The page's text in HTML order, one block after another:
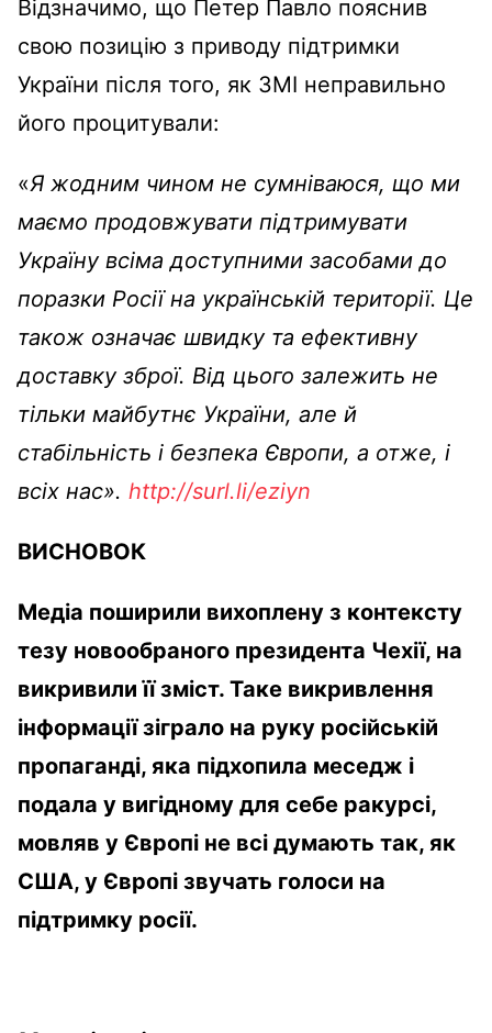
Відзначимо, що Петер Павло пояснив
свою позицію з приводу підтримки
України після того, як ЗМІ неправильно
його процитували:
«Я жодним чином не сумніваюся, що ми
маємо продовжувати підтримувати
Україну всіма доступними засобами до
поразки Росії на українській території. Це
також означає швидку та ефективну
доставку зброї. Від цього залежить не
тільки майбутнє України, але й
стабільність і безпека Європи, а отже, і
всіх нас». http://surl.li/eziyn
ВИСНОВОК
Медіа поширили вихоплену з контексту
тезу новообраного президента Чехії, на
викривили її зміст. Таке викривлення
інформації зіграло на руку російській
пропаганді, яка підхопила меседж і
подала у вигідному для себе ракурсі,
мовляв у Європі не всі думають так, як
США, у Європі звучать голоси на
підтримку росії.